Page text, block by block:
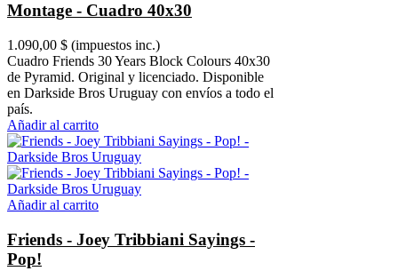
Montage - Cuadro 40x30
1.090,00 $ (impuestos inc.)
Cuadro Friends 30 Years Block Colours 40x30
de Pyramid. Original y licenciado. Disponible
en Darkside Bros Uruguay con envíos a todo el
país.
Añadir al carrito
Añadir al carrito
Friends - Joey Tribbiani Sayings -
Pop!